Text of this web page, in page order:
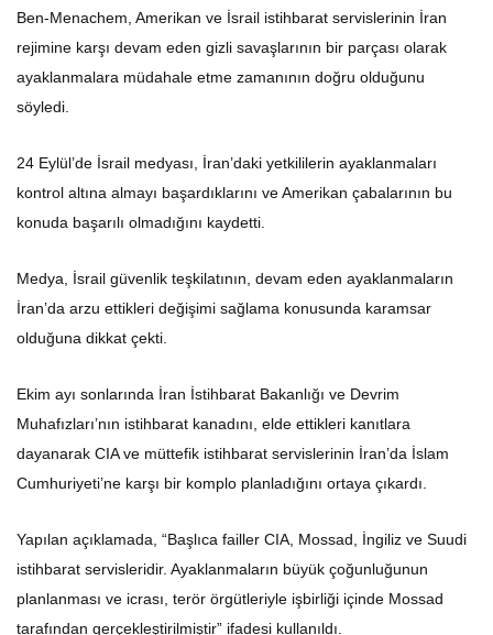
Ben-Menachem, Amerikan ve İsrail istihbarat servislerinin İran
rejimine karşı devam eden gizli savaşlarının bir parçası olarak
ayaklanmalara müdahale etme zamanının doğru olduğunu
söyledi.
24 Eylül’de İsrail medyası, İran’daki yetkililerin ayaklanmaları
kontrol altına almayı başardıklarını ve Amerikan çabalarının bu
konuda başarılı olmadığını kaydetti.
Medya, İsrail güvenlik teşkilatının, devam eden ayaklanmaların
İran’da arzu ettikleri değişimi sağlama konusunda karamsar
olduğuna dikkat çekti.
Ekim ayı sonlarında İran İstihbarat Bakanlığı ve Devrim
Muhafızları’nın istihbarat kanadını, elde ettikleri kanıtlara
dayanarak CIA ve müttefik istihbarat servislerinin İran’da İslam
Cumhuriyeti’ne karşı bir komplo planladığını ortaya çıkardı.
Yapılan açıklamada, “Başlıca failler CIA, Mossad, İngiliz ve Suudi
istihbarat servisleridir. Ayaklanmaların büyük çoğunluğunun
planlanması ve icrası, terör örgütleriyle işbirliği içinde Mossad
tarafından gerçekleştirilmiştir” ifadesi kullanıldı.